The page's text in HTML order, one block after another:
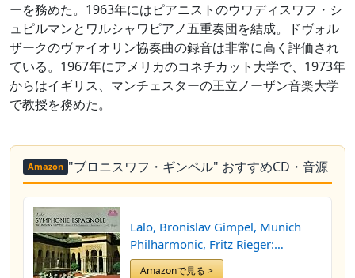
ーを務めた。1963年にはピアニストのウワディスワフ・シ
ュピルマンとワルシャワピアノ五重奏団を結成。ドヴォル
ザークのヴァイオリン協奏曲の録音は非常に高く評価され
ている。1967年にアメリカのコネチカット大学で、1973年
からはイギリス、マンチェスターの王立ノーザン音楽大学
で教授を務めた。
Amazon "ブロニスワフ・ギンペル" おすすめCD・音源
Lalo, Bronislav Gimpel, Munich
Philharmonic, Fritz Rieger:
Symphonie Espagnole
Amazonで見る >